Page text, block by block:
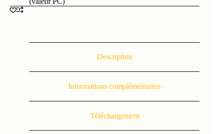
Description
Informations complémentaires
Téléchargement